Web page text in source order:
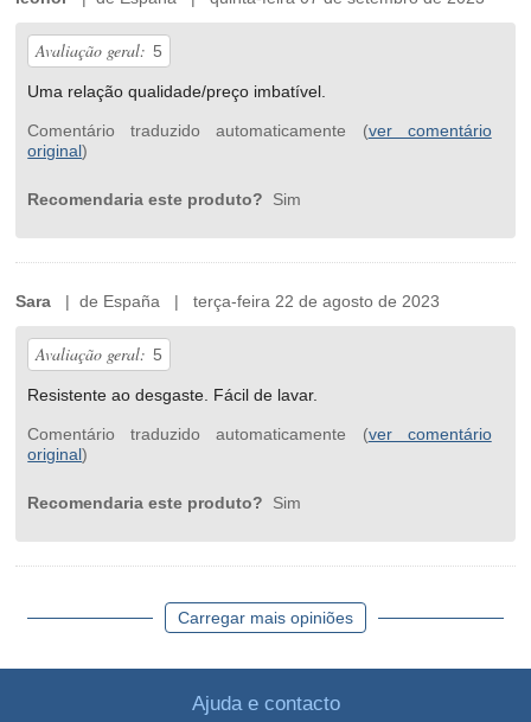
Avaliação geral: 5
Uma relação qualidade/preço imbatível.
Comentário traduzido automaticamente (ver comentário
original)
Recomendaria este produto? Sim
Sara | de España | terça-feira 22 de agosto de 2023
Avaliação geral: 5
Resistente ao desgaste. Fácil de lavar.
Comentário traduzido automaticamente (ver comentário
original)
Recomendaria este produto? Sim
Carregar mais opiniões
Ajuda e contacto